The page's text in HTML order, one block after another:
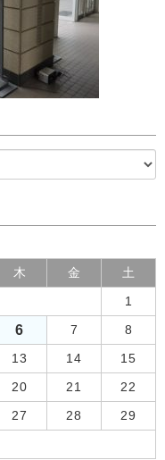
木 金 土
1
6 7 8
13 14 15
20 21 22
27 28 29